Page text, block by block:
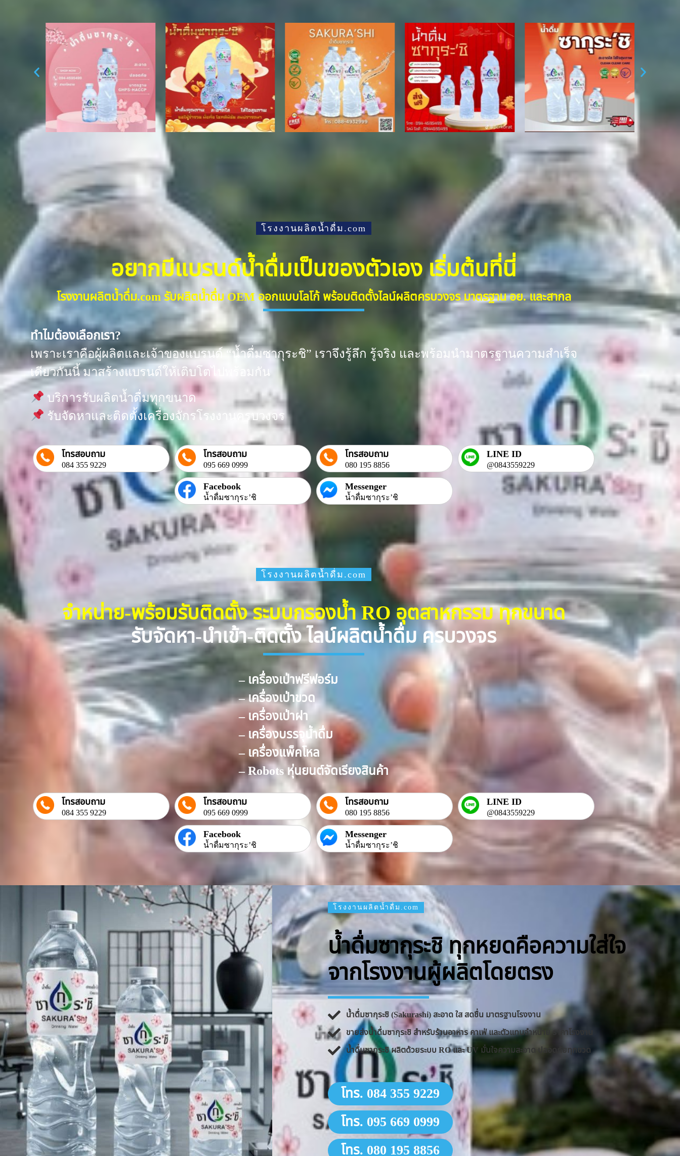
โรงงานผลิตน้ำดื่ม.com
อยากมีแบรนด์น้ำดื่มเป็นของตัวเอง เริ่มต้นที่นี่
โรงงานผลิตน้ำดื่ม.com รับผลิตน้ำดื่ม OEM ออกแบบโลโก้ พร้อมติดตั้งไลน์ผลิตครบวงจร มาตรฐาน อย. และสากล
ทำไมต้องเลือกเรา?
เพราะเราคือผู้ผลิตและเจ้าของแบรนด์ “น้ำดื่มซากุระชิ” เราจึงรู้ลึก รู้จริง และพร้อมนำมาตรฐานความสำเร็จ
เดียวกันนี้ มาสร้างแบรนด์ให้เติบโตไปพร้อมกัน
บริการรับผลิตน้ำดื่มทุกขนาด
รับจัดหาและติดตั้งเครื่องจักรโรงงานครบวงจร
โทรสอบถาม
084 355 9229
โทรสอบถาม
095 669 0999
โทรสอบถาม
080 195 8856
LINE ID
@0843559229
Facebook
น้ำดื่มซากุระ’ชิ
Messenger
น้ำดื่มซากุระ’ชิ
โรงงานผลิตน้ำดื่ม.com
จำหน่าย-พร้อมรับติดตั้ง ระบบกรองน้ำ RO อุตสาหกรรม ทุกขนาด
รับจัดหา-นำเข้า-ติดตั้ง ไลน์ผลิตน้ำดื่ม ครบวงจร
– เครื่องเป่าฟรีฟอร์ม
– เครื่องเป่าขวด
– เครื่องเป่าฝา
– เครื่องบรรจุน้ำดื่ม
– เครื่องแพ็คโหล
– Robots หุ่นยนต์จัดเรียงสินค้า
โทรสอบถาม
084 355 9229
โทรสอบถาม
095 669 0999
โทรสอบถาม
080 195 8856
LINE ID
@0843559229
Facebook
น้ำดื่มซากุระ’ชิ
Messenger
น้ำดื่มซากุระ’ชิ
โรงงานผลิตน้ำดื่ม.com
น้ำดื่มซากุระชิ ทุกหยดคือความใส่ใจ
จากโรงงานผู้ผลิตโดยตรง
น้ำดื่มซากุระชิ (Sakurashi) สะอาด ใส สดชื่น มาตรฐานโรงงาน
ขายส่งน้ำดื่มซากุระชิ สำหรับร้านอาหาร คาเฟ่ และตัวแทนจำหน่าย ราคาโรงงาน
น้ำดื่มซากุระชิ ผลิตด้วยระบบ RO และ UV มั่นใจความสะอาด ปลอดภัยทุกขวด
โทร. 084 355 9229
โทร. 095 669 0999
โทร. 080 195 8856